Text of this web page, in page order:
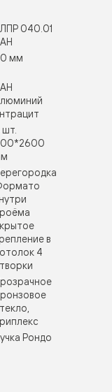
040.01
мм
шт.
в
4
Рондо